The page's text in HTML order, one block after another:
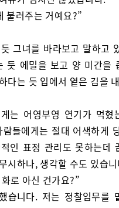
불러주는 거예요?”
그녀를 바라보고 말하고
듯 에밀을 보고 양 미간을
다는 듯 입에서 옅은 김을
는 어영부영 연기가 먹혔
들에게는 절대 어색하게
인 표정 관리도 못하는데
시하나, 생각할 수도 있습
로 아신 건가요?”
습니다. 저는 정찰임무를